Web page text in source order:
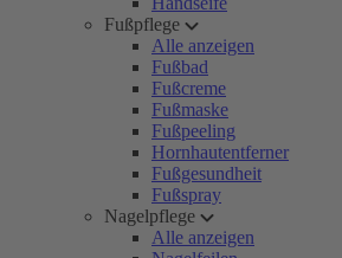
Fußpflege
Alle anzeigen
Fußbad
Fußcreme
Fußmaske
Fußpeeling
Hornhautentferner
Fußgesundheit
Fußspray
Nagelpflege
Alle anzeigen